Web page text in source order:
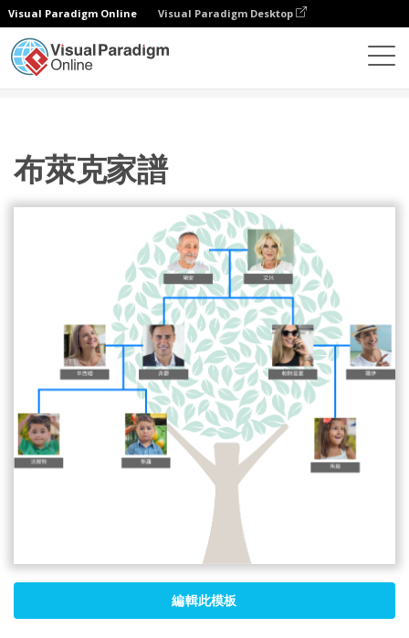
Visual Paradigm Online Visual Paradigm Desktop
布萊克家譜
編輯此模板